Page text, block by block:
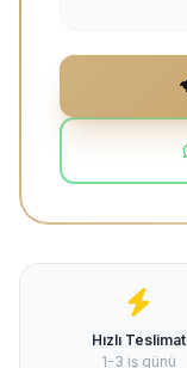
Hızlı Teslimat
1-3 iş günü